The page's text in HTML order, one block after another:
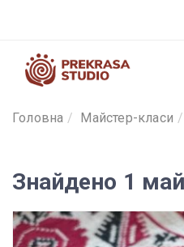
Головна Майстер-класи
Знайдено 1